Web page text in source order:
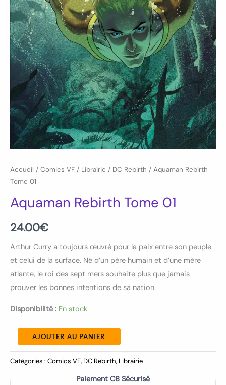
Accueil / Comics VF / Librairie / DC Rebirth / Aquaman Rebirth
Tome 01
Aquaman Rebirth Tome 01
24.00€
Arthur Curry a toujours œuvré pour la paix entre son peuple
et celui de la surface. Né d’un père humain et d’une mère
atlante, le roi des sept mers souhaite plus que jamais
prouver les bonnes intentions de sa nation.
Disponibilité : En stock
AJOUTER AU PANIER
Catégories : Comics VF, DC Rebirth, Librairie
Paiement CB Sécurisé